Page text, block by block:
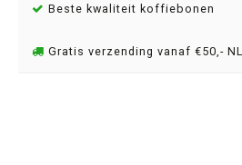
Beste kwaliteit koffiebonen
Gratis verzending vanaf €50,-